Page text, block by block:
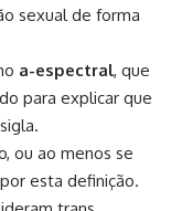
sexual de forma
a-espectral, que
para explicar que
, ou ao menos se
esta definição.